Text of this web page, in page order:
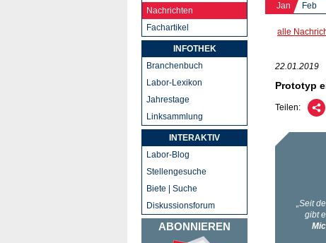
Jan Feb
alle
22.01.2019
Prototyp
Teilen:
Nachrichten
Fachartikel
INFOTHEK
Branchenbuch
Labor-Lexikon
Jahrestage
Linksammlung
INTERAKTIV
Labor-Blog
Stellengesuche
Biete | Suche
Diskussionsforum
ABONNIEREN